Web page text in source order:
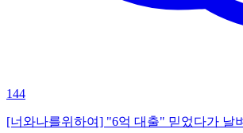
144
[너와나를위하여] "6억 대출" 믿었다가 날